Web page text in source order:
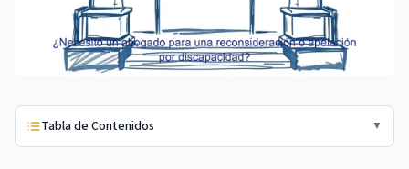
Tabla de Contenidos ▼